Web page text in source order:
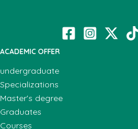
ACADEMIC OFFER
undergraduate
Specializations
Master's degree
Graduates
Courses